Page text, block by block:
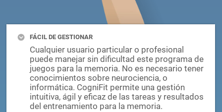
FÁCIL DE GESTIONAR
Cualquier usuario particular o profesional
puede manejar sin dificultad este programa de
juegos para la memoria. No es necesario tener
conocimientos sobre neurociencia, o
informática. CogniFit permite una gestión
intuitiva, ágil y eficaz de las tareas y resultados
del entrenamiento para la memoria.